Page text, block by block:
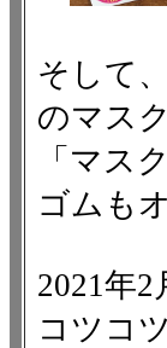
そして
のマスク
「マス
ゴムも
2021年
コツコ